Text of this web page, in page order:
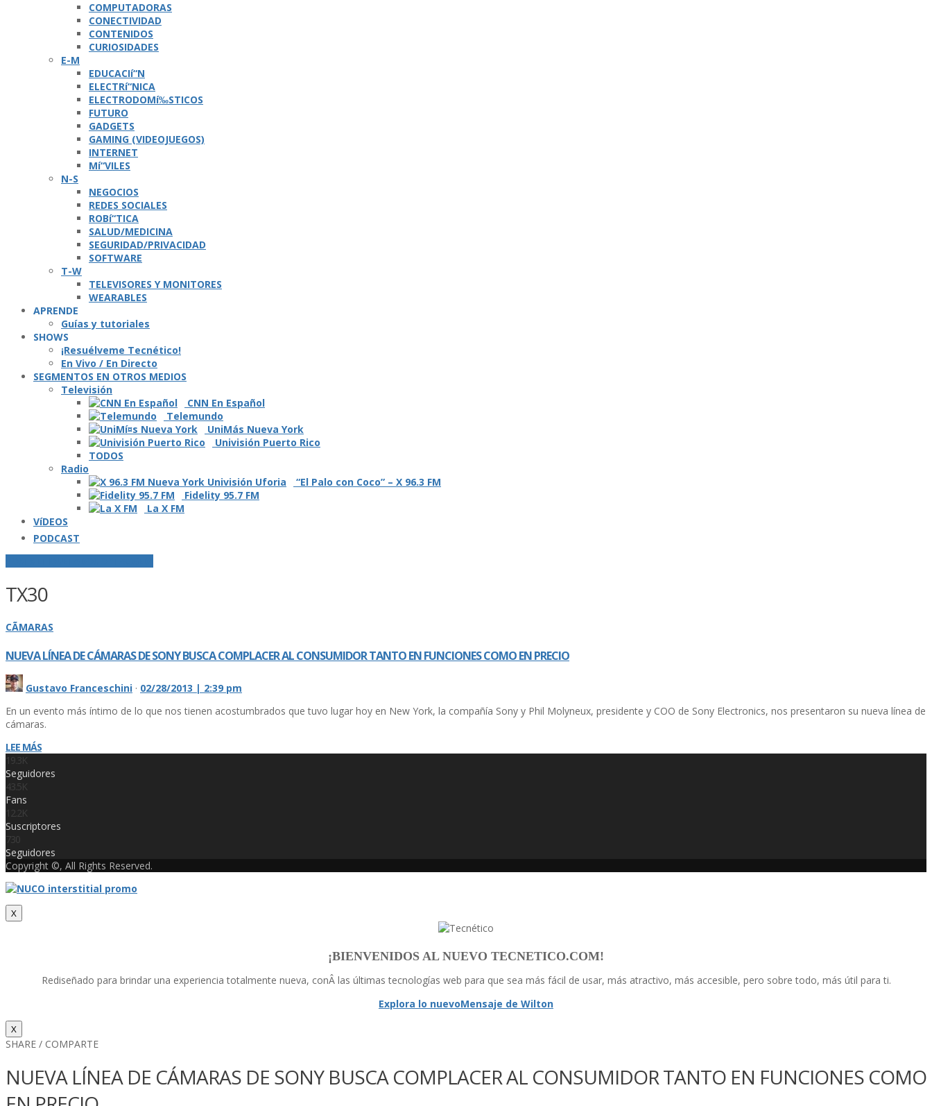
COMPUTADORAS
CONECTIVIDAD
CONTENIDOS
CURIOSIDADES
E-M
EDUCACIí“N
ELECTRí“NICA
ELECTRODOMí‰STICOS
FUTURO
GADGETS
GAMING (VIDEOJUEGOS)
INTERNET
Mí“VILES
N-S
NEGOCIOS
REDES SOCIALES
ROBí“TICA
SALUD/MEDICINA
SEGURIDAD/PRIVACIDAD
SOFTWARE
T-W
TELEVISORES Y MONITORES
WEARABLES
APRENDE
Guí­as y tutoriales
SHOWS
¡Resuélveme Tecnético!
En Vivo / En Directo
SEGMENTOS EN OTROS MEDIOS
Televisión
CNN En Español
Telemundo
UniMás Nueva York
Univisión Puerto Rico
TODOS
Radio
“El Palo con Coco” – X 96.3 FM
Fidelity 95.7 FM
La X FM
VíDEOS
PODCAST
TX30
CÃMARAS
NUEVA LÍ­NEA DE CÁMARAS DE SONY BUSCA COMPLACER AL CONSUMIDOR TANTO EN FUNCIONES COMO EN PRECIO
Gustavo Franceschini · 02/28/2013 | 2:39 pm
En un evento más í­ntimo de lo que nos tienen acostumbrados que tuvo lugar hoy en New York, la compañí­a Sony y Phil Molyneux, presidente y COO de Sony Electronics, nos presentaron su nueva lí­nea de
cámaras.
LEE MÁS
19.3K
Seguidores
43.5K
Fans
12.2K
Suscriptores
730
Seguidores
Copyright ©, All Rights Reserved.
X
¡BIENVENIDOS AL NUEVO TECNETICO.COM!
Rediseñado para brindar una experiencia totalmente nueva, conÂ las últimas tecnologí­as web para que sea más fácil de usar, más atractivo, más accesible, pero sobre todo, más útil para ti.
Explora lo nuevoMensaje de Wilton
X
SHARE / COMPARTE
NUEVA LÍ­NEA DE CÁMARAS DE SONY BUSCA COMPLACER AL CONSUMIDOR TANTO EN FUNCIONES COMO